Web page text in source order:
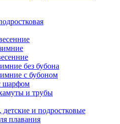
без бубона
с бубоном
шарфом
и трубы
и подростковые
плавания